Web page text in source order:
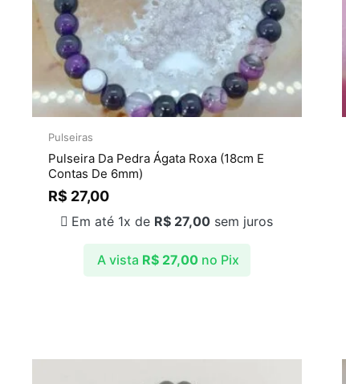
Pulseiras
Pulseira Da Pedra Ágata Roxa (18cm E
Contas De 6mm)
R$ 27,00
A vista R$ 27,00 no Pix
Em até 1x de R$ 27,00 sem juros